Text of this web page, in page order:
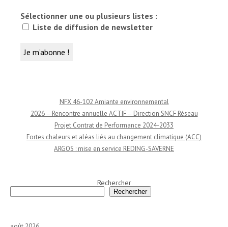
Sélectionner une ou plusieurs listes :
Liste de diffusion de newsletter
NFX 46-102 Amiante environnemental
2026 – Rencontre annuelle ACTIF – Direction SNCF Réseau
Projet Contrat de Performance 2024-2033
Fortes chaleurs et aléas liés au changement climatique (ACC)
ARGOS : mise en service REDING-SAVERNE
Rechercher
Rechercher